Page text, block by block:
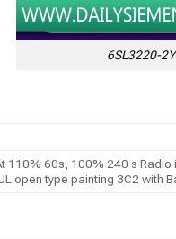
6SL3220-
110% 60s, 100% 240 s
open type painting 3C2 with